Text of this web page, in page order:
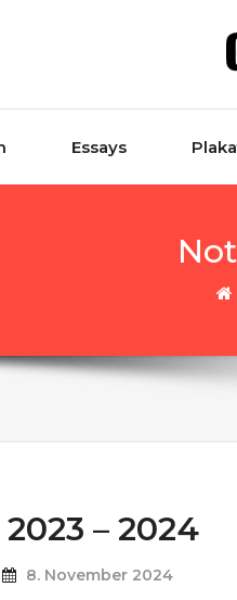
Essays
– 2024
8. November 2024